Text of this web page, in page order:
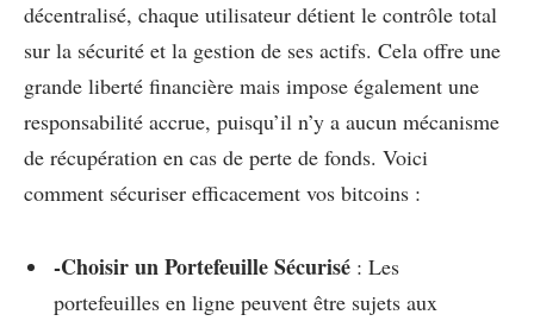
décentralisé, chaque utilisateur détient le contrôle total
sur la sécurité et la gestion de ses actifs. Cela offre une
grande liberté financière mais impose également une
responsabilité accrue, puisqu’il n’y a aucun mécanisme
de récupération en cas de perte de fonds. Voici
comment sécuriser efficacement vos bitcoins :
-Choisir un Portefeuille Sécurisé : Les
portefeuilles en ligne peuvent être sujets aux